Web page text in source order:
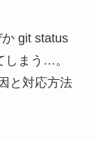
git status
しまう…。
と対応方法